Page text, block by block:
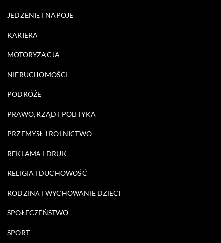
JEDZENIE I NAPOJE
KARIERA
MOTORYZACJA
NIERUCHOMOŚCI
PODRÓŻE
PRAWO, RZĄD I POLITYKA
PRZEMYSŁ I ROLNICTWO
REKLAMA I DRUK
RELIGIA I DUCHOWOŚĆ
RODZINA I WYCHOWANIE DZIECI
SPOŁECZEŃSTWO
SPORT